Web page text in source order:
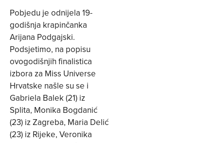
Pobjedu je odnijela 19-
godišnja krapinčanka
Arijana Podgajski.
Podsjetimo, na popisu
ovogodišnjih finalistica
izbora za Miss Universe
Hrvatske našle su se i
Gabriela Balek (21) iz
Splita, Monika Bogdanić
(23) iz Zagreba, Maria Delić
(23) iz Rijeke, Veronika